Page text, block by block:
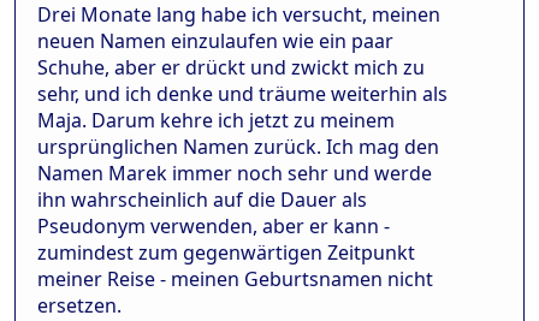
Drei Monate lang habe ich versucht, meinen
neuen Namen einzulaufen wie ein paar
Schuhe, aber er drückt und zwickt mich zu
sehr, und ich denke und träume weiterhin als
Maja. Darum kehre ich jetzt zu meinem
ursprünglichen Namen zurück. Ich mag den
Namen Marek immer noch sehr und werde
ihn wahrscheinlich auf die Dauer als
Pseudonym verwenden, aber er kann -
zumindest zum gegenwärtigen Zeitpunkt
meiner Reise - meinen Geburtsnamen nicht
ersetzen.